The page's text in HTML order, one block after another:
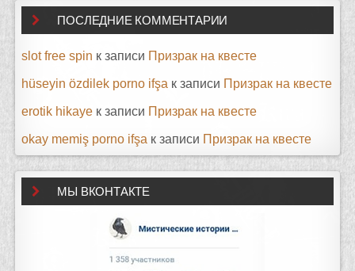
ПОСЛЕДНИЕ КОММЕНТАРИИ
slot free spin к записи Призрак на квесте
hüseyin özdilek porno ifşa к записи Призрак на квесте
erotik hikaye к записи Призрак на квесте
okay memiş porno ifşa к записи Призрак на квесте
МЫ ВКОНТАКТЕ